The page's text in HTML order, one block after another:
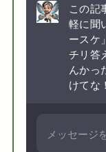
この記
軽に聞
ースケ
チリ答
んかっ
けてな！